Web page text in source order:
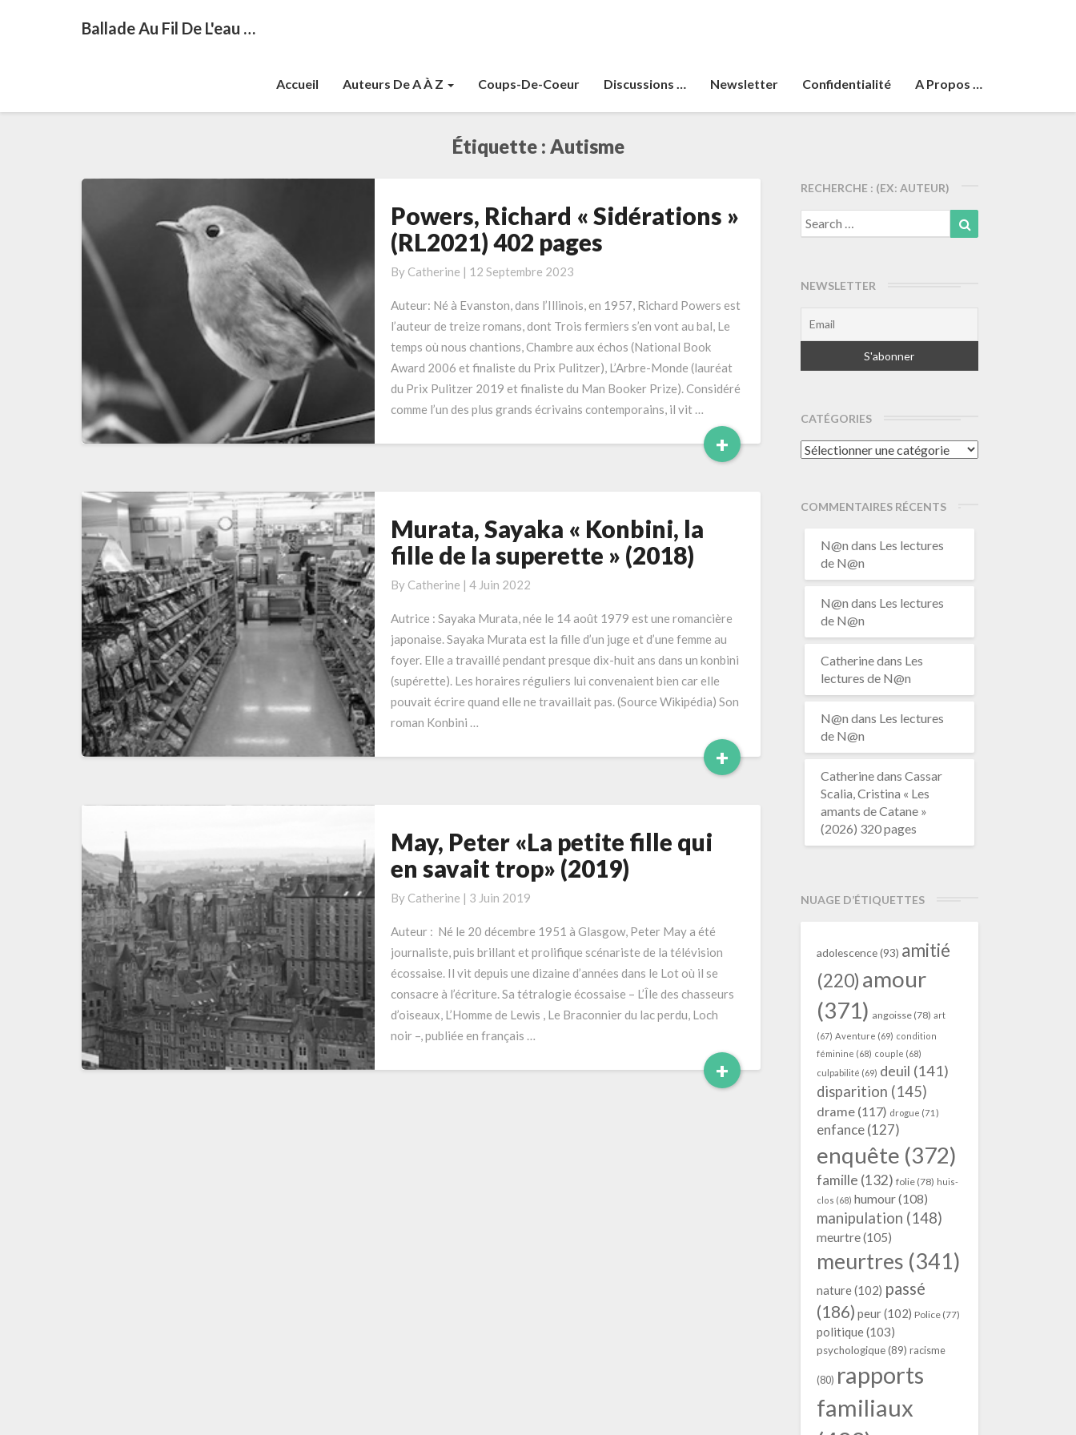
Ballade Au Fil De L'eau …
Accueil Auteurs De A À Z Coups-De-Coeur Discussions … Newsletter Confidentialité A Propos …
Étiquette : Autisme
Powers,
Richard
« Sidérations »
(RL2021)
pages
Powers, Richard « Sidérations »
(RL2021) 402 pages
By Catherine | 12 Septembre 2023
Auteur: Né à Evanston, dans l’Illinois, en 1957, Richard Powers est
l’auteur de treize romans, dont Trois fermiers s’en vont au bal, Le
temps où nous chantions, Chambre aux échos (National Book
Award 2006 et finaliste du Prix Pulitzer), L’Arbre-Monde (lauréat
du Prix Pulitzer 2019 et finaliste du Man Booker Prize). Considéré
comme l’un des plus grands écrivains contemporains, il vit …
+Read
More
Murata,
Sayaka
«
Konbini,
fille
de
la
superette
»
(2018)
Murata, Sayaka « Konbini, la
fille de la superette » (2018)
By Catherine | 4 Juin 2022
Autrice : Sayaka Murata, née le 14 août 1979 est une romancière
japonaise. Sayaka Murata est la fille d’un juge et d’une femme au
foyer. Elle a travaillé pendant presque dix-huit ans dans un konbini
(supérette). Les horaires réguliers lui convenaient bien car elle
pouvait écrire quand elle ne travaillait pas. (Source Wikipédia) Son
roman Konbini …
+Read
More
May,
«La
petite
qui
en
savait
trop»
(2019)
May, Peter «La petite fille qui
en savait trop» (2019)
By Catherine | 3 Juin 2019
Auteur : Né le 20 décembre 1951 à Glasgow, Peter May a été
journaliste, puis brillant et prolifique scénariste de la télévision
écossaise. Il vit depuis une dizaine d’années dans le Lot où il se
consacre à l’écriture. Sa tétralogie écossaise – L’Île des chasseurs
d’oiseaux, L’Homme de Lewis , Le Braconnier du lac perdu, Loch
noir –, publiée en français …
+Read
More
RECHERCHE : (EX: AUTEUR)
Search
for:
NEWSLETTER
CATÉGORIES
Catégories
COMMENTAIRES RÉCENTS
N@n dans Les lectures
de N@n
N@n dans Les lectures
de N@n
Catherinedans Les
lectures de N@n
N@n dans Les lectures
de N@n
Catherinedans Cassar
Scalia, Cristina « Les
amants de Catane »
(2026) 320 pages
NUAGE D’ÉTIQUETTES
adolescence(93) amitié
(220) amour
(371) angoisse(78) art
(67) Aventure (69) condition
féminine (68) couple (68)
culpabilité (69) deuil (141)
disparition (145)
drame(117) drogue (71)
enfance(127)
enquête (372)
famille (132) folie(78) huis-
clos (68) humour(108)
manipulation (148)
meurtre(105)
meurtres (341)
nature(102) passé
(186) peur(102) Police(77)
politique(103)
psychologique(89) racisme
(80) rapports
familiaux